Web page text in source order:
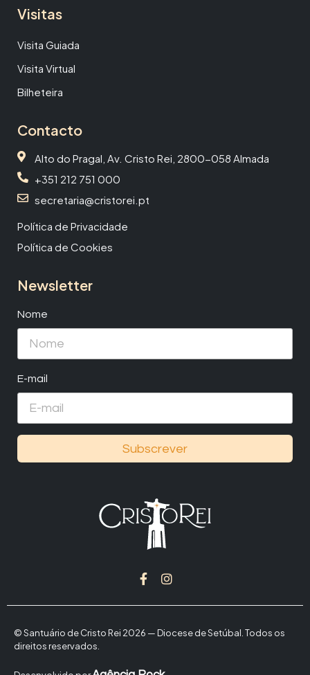
Visitas
Visita Guiada
Visita Virtual
Bilheteira
Contacto
Alto do Pragal, Av. Cristo Rei, 2800-058 Almada
+351 212 751 000
secretaria@cristorei.pt
Política de Privacidade
Política de Cookies
Newsletter
Nome
E-mail
Subscrever
© Santuário de Cristo Rei 2026 — Diocese de Setúbal. Todos os
direitos reservados.